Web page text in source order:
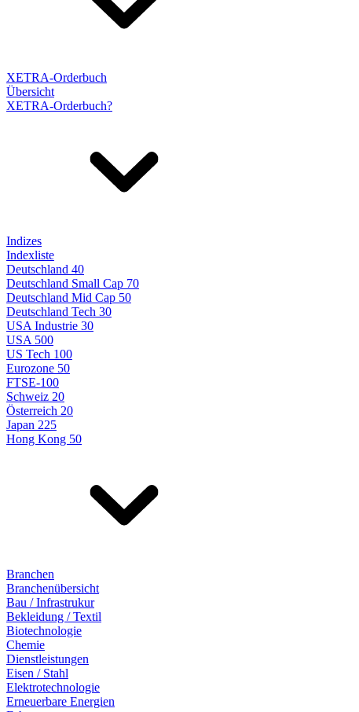
XETRA-Orderbuch
Übersicht
XETRA-Orderbuch?
Indizes
Indexliste
Deutschland 40
Deutschland Small Cap 70
Deutschland Mid Cap 50
Deutschland Tech 30
USA Industrie 30
USA 500
US Tech 100
Eurozone 50
FTSE-100
Schweiz 20
Österreich 20
Japan 225
Hong Kong 50
Branchen
Branchenübersicht
Bau / Infrastrukur
Bekleidung / Textil
Biotechnologie
Chemie
Dienstleistungen
Eisen / Stahl
Elektrotechnologie
Erneuerbare Energien